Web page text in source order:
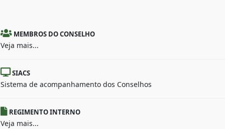
MEMBROS DO CONSELHO
Veja mais...
SIACS
Sistema de acompanhamento dos Conselhos
REGIMENTO INTERNO
Veja mais...